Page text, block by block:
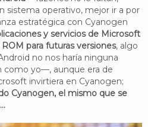
sistema operativo, mejor ir a por
estratégica con Cyanogen
y servicios de Microsoft
para futuras versiones, algo
no nos haría ninguna
como yo—, aunque era de
invirtiera en Cyanogen;
Cyanogen, el mismo que se